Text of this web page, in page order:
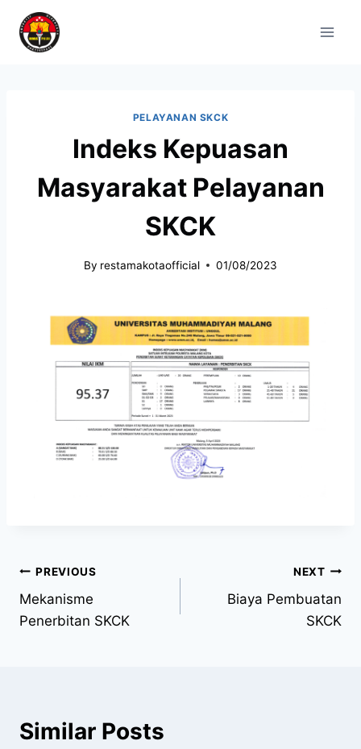
PELAYANAN SKCK
Indeks Kepuasan
Masyarakat Pelayanan
SKCK
By restamakotaofficial 01/08/2023
PREVIOUS
Mekanisme
Penerbitan SKCK
NEXT
Biaya Pembuatan
SKCK
Similar Posts